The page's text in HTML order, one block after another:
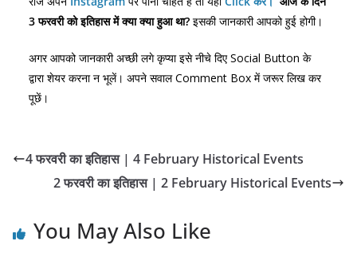
3फरवरी को इतिहास में क्या क्या हुआ था? इसकी जानकारी आपको हुई होगी।
अगर आपको जानकारी अच्छी लगे कृप्या इसे नीचे दिए Social Button के
द्वारा शेयर करना न भूलें। अपने सवाल Comment Box में जरूर लिख कर
पूछें।
4 फरवरी का इतिहास | 4 February Historical Events
2 फरवरी का इतिहास | 2 February Historical Events
You May Also Like